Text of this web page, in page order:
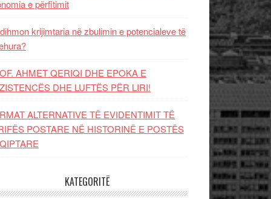
e përfitimit
krijimtaria në zbulimin e potencialeve të
AHMET QERIQI DHE EPOKA E
DHE LUFTЁS PЁR LIRI!
ALTERNATIVE TË EVIDENTIMIT TË
POSTARE NË HISTORINË E POSTËS
KATEGORITË